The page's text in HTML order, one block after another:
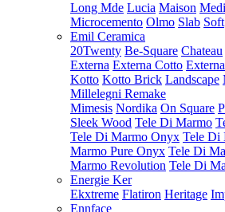
Long Mde Lucia Maison
Microcemento Olmo Slab Soft
Emil Ceramica
20Twenty Be-Square Chateau
Externa Externa Cotto
Kotto Kotto Brick Landscape
Millelegni Remake
Mimesis Nordika On Square
Sleek Wood Tele Di Marmo
Tele Di Marmo Onyx Tele Di
Marmo Pure Onyx Tele Di
Marmo Revolution Tele Di
Energie Ker
Ekxtreme Flatiron Heritage
Ennface